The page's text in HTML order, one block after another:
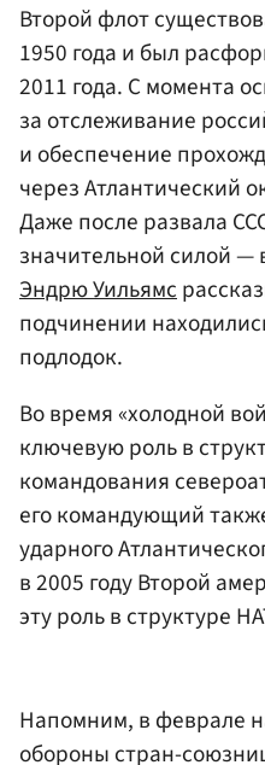
Второй флот
1950 года и был
2011 года. С момента
за отслеживание
и обеспечение
через Атлантический
Даже после развала
значительной силой
Эндрю Уильямс
подчинении
подлодок.
Во время «холодной
ключевую роль в
командования
его командующий
ударного
в 2005 году Второй
эту роль в структуре
Напомним, в феврале
обороны стран-